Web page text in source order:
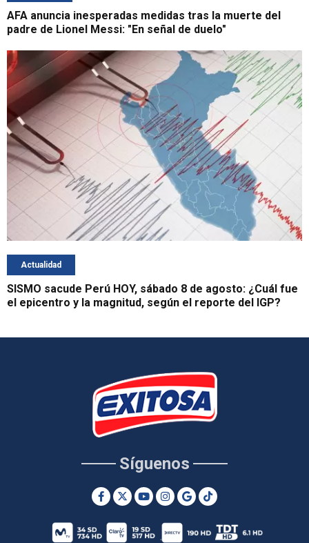
AFA anuncia inesperadas medidas tras la muerte del
padre de Lionel Messi: "En señal de duelo"
Actualidad
SISMO sacude Perú HOY, sábado 8 de agosto: ¿Cuál fue
el epicentro y la magnitud, según el reporte del IGP?
Síguenos